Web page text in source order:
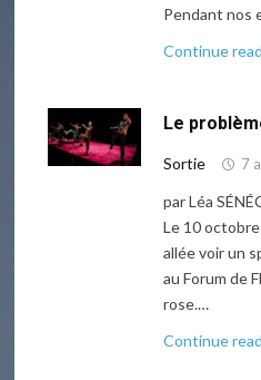
Pendant nos
Continue
Le
Sortie 7
par Léa
Le 10
allée voir un
au Forum de
rose.…
Continue